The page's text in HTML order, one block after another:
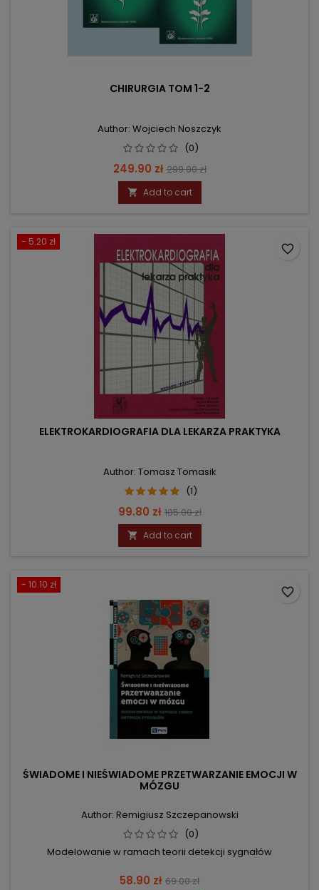
CHIRURGIA TOM 1-2
Author: Wojciech Noszczyk
(0)
Price
249.90 zł Regular
price
299.00 zł
 Add to cart
- 5.20 zł
ELEKTROKARDIOGRAFIA DLA LEKARZA PRAKTYKA
Author: Tomasz Tomasik
(1)
Price
99.80 zł Regular
price
105.00 zł
 Add to cart
favorite_border
- 10.10 zł
ŚWIADOME I NIEŚWIADOME PRZETWARZANIE EMOCJI W
MÓZGU
Author: Remigiusz Szczepanowski
(0)
Modelowanie w ramach teorii detekcji sygnałów
Price
58.90 zł Regular
69.00 zł
favorite_border